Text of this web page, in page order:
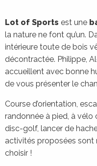
Lot of Sports est une
la nature ne font qu’un.
intérieure toute de bois
décontractée. Philippe,
accueillent avec bonne
de vous présenter le
Course d’orientation,
randonnée à pied, à vélo
disc-golf, lancer de
activités proposées sont
choisir !